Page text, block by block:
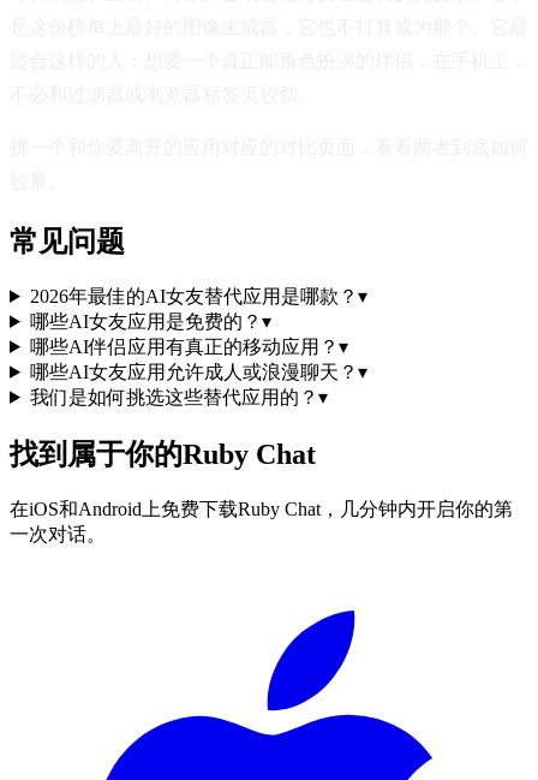
常见问题
2026年最佳的AI女友替代应用是哪款？ ▾
哪些AI女友应用是免费的？ ▾
哪些AI伴侣应用有真正的移动应用？ ▾
哪些AI女友应用允许成人或浪漫聊天？ ▾
我们是如何挑选这些替代应用的？ ▾
找到属于你的Ruby Chat
在iOS和Android上免费下载Ruby Chat，几分钟内开启你的第
一次对话。